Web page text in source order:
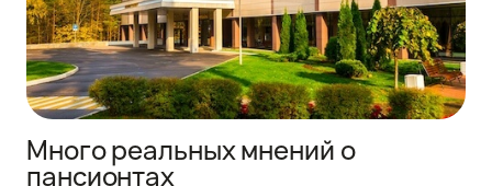
Много реальных мнений о
пансионтах